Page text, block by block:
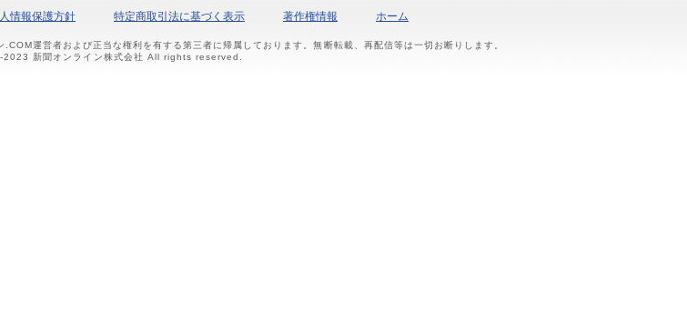
情報保護方針 特定商取引法に基づく表示 著作権情報 ホーム
運営者および正当な権利を有する第三者に帰属しております。無断転載、再配信等は一切お断りします。
新聞オンライン株式会社 All rights reserved.